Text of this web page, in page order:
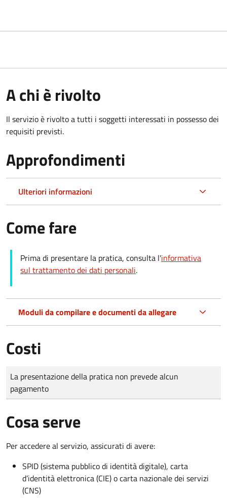
A chi è rivolto
Il servizio è rivolto a tutti i soggetti interessati in possesso dei
requisiti previsti.
Approfondimenti
Ulteriori informazioni
Come fare
Prima di presentare la pratica, consulta l'informativa
sul trattamento dei dati personali.
Moduli da compilare e documenti da allegare
Costi
Tipo di pagamento
Importo
La presentazione della pratica non prevede alcun
pagamento
Cosa serve
Per accedere al servizio, assicurati di avere:
SPID (sistema pubblico di identità digitale), carta
d’identità elettronica (CIE) o carta nazionale dei servizi
(CNS)